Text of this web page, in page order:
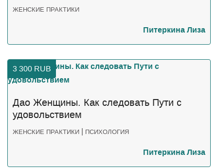
ЖЕНСКИЕ ПРАКТИКИ
Питеркина Лиза
3 300 RUB
Дао Женщины. Как следовать Пути с
удовольствием
ЖЕНСКИЕ ПРАКТИКИ | ПСИХОЛОГИЯ
Питеркина Лиза